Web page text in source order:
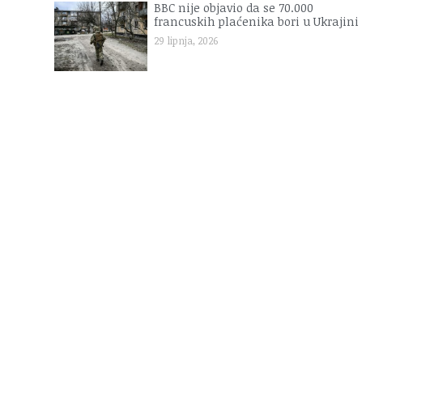
BBC nije objavio da se 70.000
francuskih plaćenika bori u Ukrajini
29 lipnja, 2026